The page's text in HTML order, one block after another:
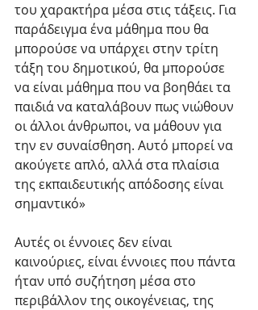
του χαρακτήρα μέσα στις τάξεις. Για
παράδειγμα ένα μάθημα που θα
μπορούσε να υπάρχει στην τρίτη
τάξη του δημοτικού, θα μπορούσε
να είναι μάθημα που να βοηθάει τα
παιδιά να καταλάβουν πως νιώθουν
οι άλλοι άνθρωποι, να μάθουν για
την εν συναίσθηση. Αυτό μπορεί να
ακούγετε απλό, αλλά στα πλαίσια
της εκπαιδευτικής απόδοσης είναι
σημαντικό»
Αυτές οι έννοιες δεν είναι
καινούριες, είναι έννοιες που πάντα
ήταν υπό συζήτηση μέσα στο
περιβάλλον της οικογένειας, της